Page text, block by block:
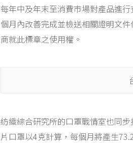
每年中及年末至消費市場對產品進
個月內改善完成並檢送相關證明文
商就此標章之使用權。
紡織綜合研究所的口罩戰情室也同
片口罩以4克計算，每個月將產生